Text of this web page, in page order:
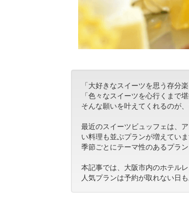
「大好きなスイーツを思う存分楽
「色々なスイーツを心行くまで堪
そんな願いを叶えてくれるのが
最近のスイーツビュッフェは、
い料理も並ぶプランが増えていま
季節ごとにテーマ性のあるプラ
本記事では、大阪市内のホテル
人気プランは予約が取れない日